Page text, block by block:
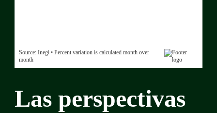
Las perspectivas